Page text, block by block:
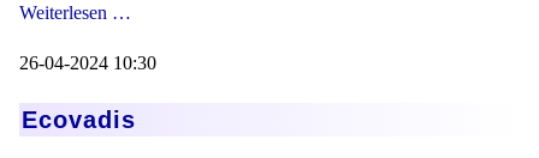
Weiterlesen …
26-04-2024 10:30
Ecovadis